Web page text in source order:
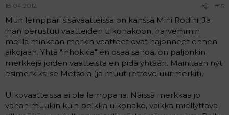
18.04.2012 #15
Mun lemppari sisävaatteissa on kanssa Mini Rodini. Ja
ihan perustuu vaatteiden ulkonäköön, harvemmin
meillä minkään merkin vaatteet ovat hajonneet ennen
aikojaan. Yhtä "inhokkia" en osaa sanoa, on paljonkin
merkkejä joiden vaatteista en pidä yhtään. Mainitaan nyt
esimerkiksi se Metsola (ja muut retroveluurimerkit).
Ulkovaatteissa ei ole lempparia. Näissä merkkaa jo
vähän muukin kuin pelkkä ulkonäkö, vaikka miellyttävä